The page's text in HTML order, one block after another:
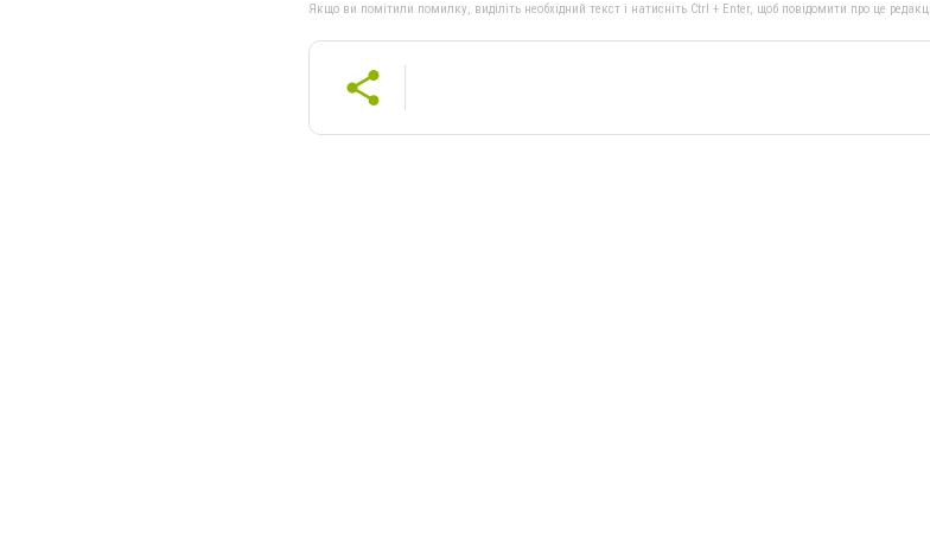
Якщо ви помітили помилку, виділіть необхідний текст і натисніть Ctrl + Enter, щоб повідомити про це